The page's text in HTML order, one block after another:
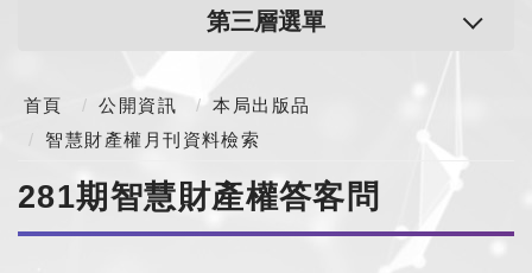
第三層選單
首頁 公開資訊
本局出版品
智慧財產權月刊資料檢索
281期智慧財產權答客問